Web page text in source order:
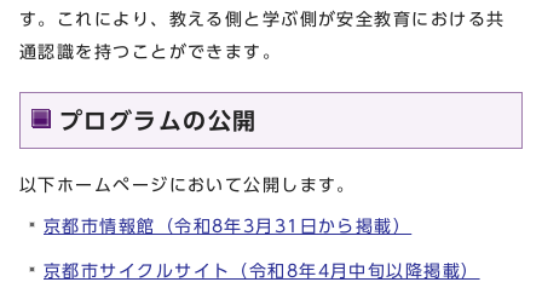
す。これにより、教える側と学ぶ側が安全教育における共
通認識を持つことができます。
プログラムの公開
以下ホームページにおいて公開します。
京都市情報館（令和8年3月31日から掲載）
京都市サイクルサイト（令和8年4月中旬以降掲載）